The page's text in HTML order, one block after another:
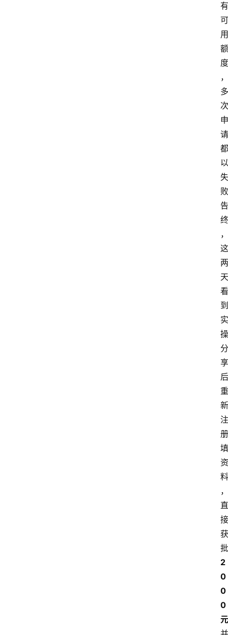
有
可
用
额
度
，
多
次
申
请
都
以
失
败
告
终
，
这
两
天
看
到
实
操
分
享
后
重
新
注
册
填
资
料
，
直
接
获
批
2
0
0
0
元